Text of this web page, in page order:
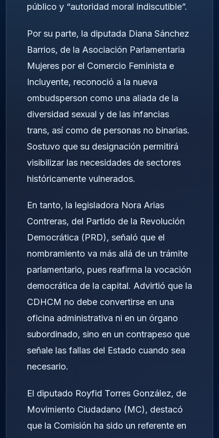
público y “autoridad moral indiscutible”.
Por su parte, la diputada Diana Sánchez
Barrios, de la Asociación Parlamentaria
Mujeres por el Comercio Feminista e
Incluyente, reconoció a la nueva
ombudsperson como una aliada de la
diversidad sexual y de las infancias
trans, así como de personas no binarias.
Sostuvo que su designación permitirá
visibilizar las necesidades de sectores
históricamente vulnerados.
En tanto, la legisladora Nora Arias
Contreras, del Partido de la Revolución
Democrática (PRD), señaló que el
nombramiento va más allá de un trámite
parlamentario, pues reafirma la vocación
democrática de la capital. Advirtió que la
CDHCM no debe convertirse en una
oficina administrativa ni en un órgano
subordinado, sino en un contrapeso que
señale las fallas del Estado cuando sea
necesario.
El diputado Royfid Torres González, de
Movimiento Ciudadano (MC), destacó
que la Comisión ha sido un referente en